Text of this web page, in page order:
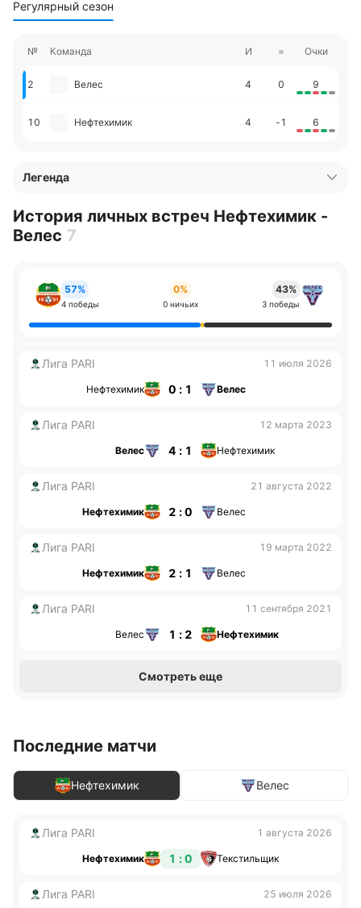
Регулярный сезон
№ Команда И = Очки
2 Велес 4 0 9
10 Нефтехимик 4 -1 6
Легенда
История личных встреч Нефтехимик -
Велес 7
57%
4 победы
0%
0 ничьих
43%
3 победы
Лига PARI 11 июля 2026
Нефтехимик 0 : 1 Велес
Лига PARI 12 марта 2023
Велес 4 : 1 Нефтехимик
Лига PARI 21 августа 2022
Нефтехимик 2 : 0 Велес
Лига PARI 19 марта 2022
Нефтехимик 2 : 1 Велес
Лига PARI 11 сентября 2021
Велес 1 : 2 Нефтехимик
Смотреть еще
Последние матчи
Нефтехимик Велес
Лига PARI 1 августа 2026
Нефтехимик 1 : 0 Текстильщик
Лига PARI 25 июля 2026